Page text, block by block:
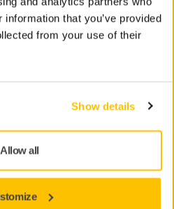
that you’ve provided
from your use of their
Show details
Allow all